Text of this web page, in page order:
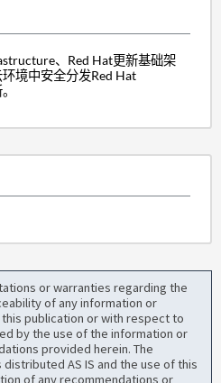
、Red Hat更新基础架
境中安全分发Red Hat
or warranties regarding the
of any information or
publication or with respect to
by the use of the information or
provided herein. The
AS IS and the use of this
of any recommendations or